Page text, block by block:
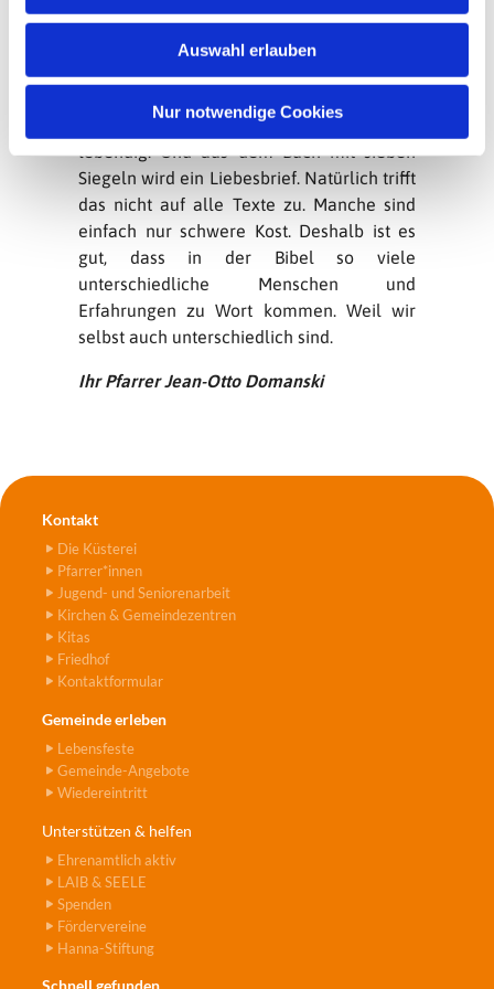
Auswahl erlauben
Nur notwendige Cookies
Besonders dann, wenn man selbst auf der
Suche oder in einer schwierigen Situation
ist. Plötzlich weiß man, diese Worte sind
persönlich. Die alten Texte werden
lebendig. Und aus dem Buch mit sieben
Siegeln wird ein Liebesbrief. Natürlich trifft
das nicht auf alle Texte zu. Manche sind
einfach nur schwere Kost. Deshalb ist es
gut, dass in der Bibel so viele
unterschiedliche Menschen und
Erfahrungen zu Wort kommen. Weil wir
selbst auch unterschiedlich sind.
Ihr Pfarrer Jean-Otto Domanski
Kontakt
Die Küsterei
Pfarrer*innen
Jugend- und Seniorenarbeit
Kirchen & Gemeindezentren
Kitas
Friedhof
Kontaktformular
Gemeinde erleben
Lebensfeste
Gemeinde-Angebote
Wiedereintritt
Unterstützen & helfen
Ehrenamtlich aktiv
LAIB & SEELE
Spenden
Fördervereine
Hanna-Stiftung